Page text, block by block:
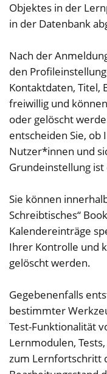
Objektes in der
in der Datenbank
Nach der
den
Kontaktdaten, Titel,
freiwillig und
oder gelöscht
entscheiden Sie,
Nutzer*innen und
Grundeinstellung
Sie können
Schreibtisches“
Kalendereinträge
Ihrer Kontrolle und
gelöscht werden.
Gegebenenfalls
bestimmter
Test-Funktionalität
Lernmodulen,
zum Lernfortschritt